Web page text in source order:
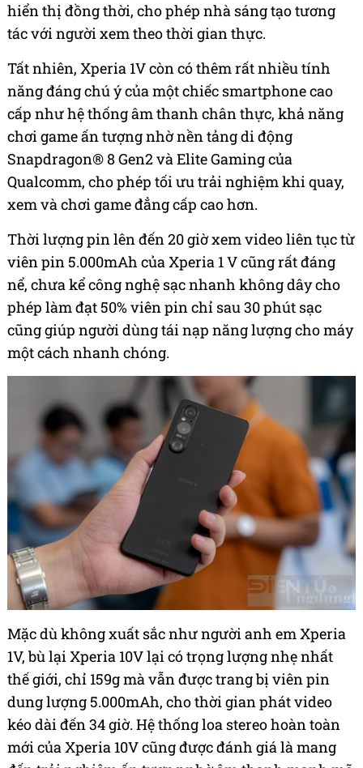
hiển thị đồng thời, cho phép nhà sáng tạo tương
tác với người xem theo thời gian thực.
Tất nhiên, Xperia 1V còn có thêm rất nhiều tính
năng đáng chú ý của một chiếc smartphone cao
cấp như hệ thống âm thanh chân thực, khả năng
chơi game ấn tượng nhờ nền tảng di động
Snapdragon® 8 Gen2 và Elite Gaming của
Qualcomm, cho phép tối ưu trải nghiệm khi quay,
xem và chơi game đẳng cấp cao hơn.
Thời lượng pin lên đến 20 giờ xem video liên tục từ
viên pin 5.000mAh của Xperia 1 V cũng rất đáng
nể, chưa kể công nghệ sạc nhanh không dây cho
phép làm đạt 50% viên pin chỉ sau 30 phút sạc
cũng giúp người dùng tái nạp năng lượng cho máy
một cách nhanh chóng.
Mặc dù không xuất sắc như người anh em Xperia
1V, bù lại Xperia 10V lại có trọng lượng nhẹ nhất
thế giới, chỉ 159g mà vẫn được trang bị viên pin
dung lượng 5.000mAh, cho thời gian phát video
kéo dài đến 34 giờ. Hệ thống loa stereo hoàn toàn
mới của Xperia 10V cũng được đánh giá là mang